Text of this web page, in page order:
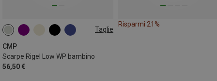
Taglie
CMP
Scarpe Rigel Low WP bambino
56,50 €
38 39 40 41
Risparmi 21%